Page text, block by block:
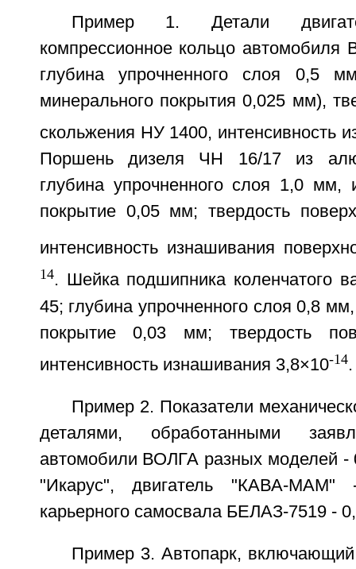
Пример 1. Детали
компрессионное кольцо автомобиля
глубина упрочненного слоя 0,5
минерального покрытия 0,025 мм),
скольжения НУ 1400, интенсивность
Поршень дизеля ЧН 16/17 из
глубина упрочненного слоя 1,0 мм,
покрытие 0,05 мм; твердость
интенсивность изнашивания
14. Шейка подшипника коленчатого
45; глубина упрочненного слоя 0,8
покрытие 0,03 мм; твердость
интенсивность изнашивания 3,8×10-14.
Пример 2. Показатели
деталями, обработанными
автомобили ВОЛГА разных моделей -
"Икарус", двигатель "КАВА-МАМ"
карьерного самосвала БЕЛАЗ-7519 -
Пример 3. Автопарк,